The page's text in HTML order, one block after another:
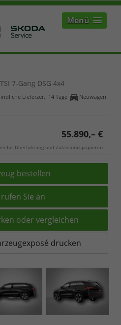
Menü
7-Gang DSG 4x4
Lieferzeit: 14 Tage
Neuwagen
55.890,– €
für Überführung und Zulassungspapieren
bestellen
Sie an
oder vergleichen
drucken